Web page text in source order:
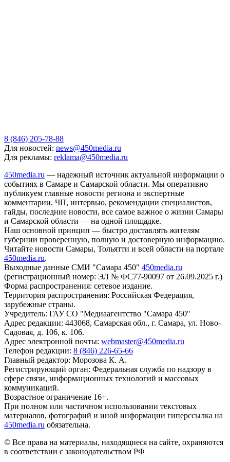
8 (846) 205-78-88
Для новостей: news@450media.ru
Для рекламы: reklama@450media.ru
450media.ru — надежный источник актуальной информации о
событиях в Самаре и Самарской области. Мы оперативно
публикуем главные новости региона и экспертные
комментарии. ЧП, интервью, рекомендации специалистов,
гайды, последние новости, все самое важное о жизни Самары
и Самарской области — на одной площадке.
Наш основной принцип — быстро доставлять жителям
губернии проверенную, полную и достоверную информацию.
Читайте новости Самары, Тольятти и всей области на портале
450media.ru.
Выходные данные СМИ "Самара 450" 450media.ru
(регистрационный номер: ЭЛ № ФС77-90097 от 26.09.2025 г.)
Форма распространения: сетевое издание.
Территория распространения: Российская Федерация,
зарубежные страны.
Учредитель: ГАУ СО "Медиаагентство "Самара 450"
Адрес редакции: 443068, Самарская обл., г. Самара, ул. Ново-
Садовая, д. 106, к. 106.
Адрес электронной почты: webmaster@450media.ru
Телефон редакции: 8 (846) 226-65-66
Главный редактор: Морозова К. А.
Регистрирующий орган: Федеральная служба по надзору в
сфере связи, информационных технологий и массовых
коммуникаций.
Возрастное ограничение 16+.
При полном или частичном использовании текстовых
материалов, фотографий и иной информации гиперссылка на
450media.ru обязательна.
© Все права на материалы, находящиеся на сайте, охраняются
в соответствии с законодательством РФ